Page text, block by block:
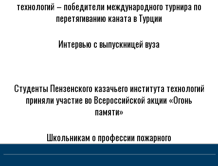
технологий – победители международного турнира по
перетягиванию каната в Турции
Интервью с выпускницей вуза
Студенты Пензенского казачьего института технологий
приняли участие во Всероссийской акции «Огонь
памяти»
Школьникам о профессии пожарного